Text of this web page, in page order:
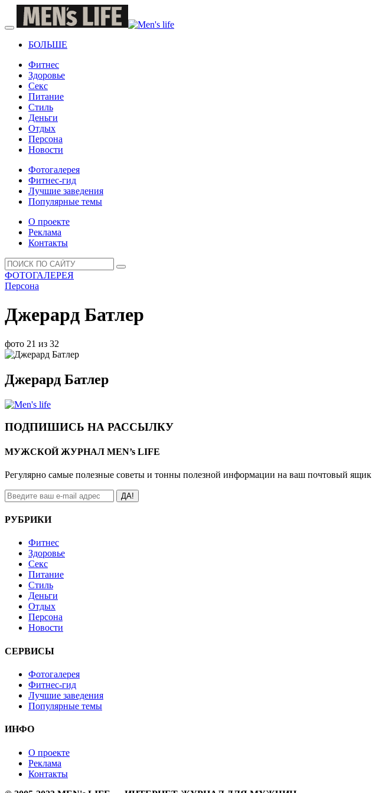
БОЛЬШЕ
Фитнес
Здоровье
Секс
Питание
Стиль
Деньги
Отдых
Персона
Новости
Фотогалерея
Фитнес-гид
Лучшие заведения
Популярные темы
О проекте
Реклама
Контакты
ФОТОГАЛЕРЕЯ
Персона
Джерард Батлер
фото 21 из 32
Джерард Батлер
ПОДПИШИСЬ НА РАССЫЛКУ
МУЖСКОЙ ЖУРНАЛ MEN’s LIFE
Регулярно самые полезные советы и тонны полезной информации на ваш почтовый ящик
ДА!
РУБРИКИ
Фитнес
Здоровье
Секс
Питание
Стиль
Деньги
Отдых
Персона
Новости
СЕРВИСЫ
Фотогалерея
Фитнес-гид
Лучшие заведения
Популярные темы
ИНФО
О проекте
Реклама
Контакты